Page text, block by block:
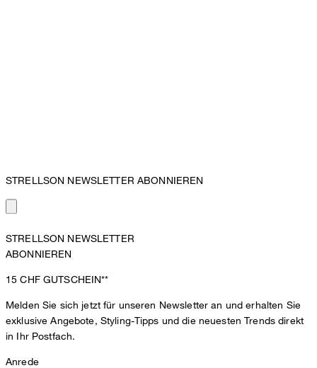
STRELLSON NEWSLETTER ABONNIEREN
STRELLSON NEWSLETTER
ABONNIEREN
15 CHFGUTSCHEIN**
Melden Sie sich jetzt für unseren Newsletter an und erhalten Sie
exklusive Angebote, Styling-Tipps und die neuesten Trends direkt
in Ihr Postfach.
Anrede